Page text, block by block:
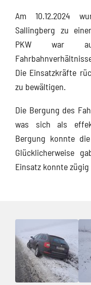
Am 10.12.2024
Sallingberg zu
PKW war
Die Einsatzkräfte
zu bewältigen.
Die Bergung des
was sich als
Bergung konnte
Glücklicherweise
Einsatz konnte